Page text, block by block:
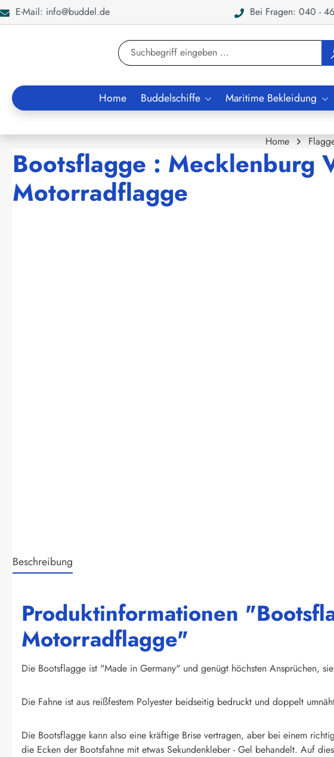
Zur Suche springen
E-Mail: info@buddel.de Bei Fragen: 040 -
Home Buddelschiffe Maritime Bekleidung
Home
Bootsflagge : Mecklenburg
Motorradflagge
Beschreibung
Produktinformationen
Motorradflagge"
Die Bootsflagge ist "Made in Germany" und genügt höchsten Ansprüchen,
Die Fahne ist aus reißfestem Polyester beidseitig bedruckt und doppelt
Die Bootsflagge kann also eine kräftige Brise vertragen, aber bei einem
die Ecken der Bootsfahne mit etwas Sekundenkleber - Gel behandelt. Auf